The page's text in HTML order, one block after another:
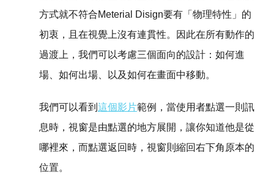
方式就不符合Meterial Disign要有「物理特性」的
初衷，且在視覺上沒有連貫性。因此在所有動作的
過渡上，我們可以考慮三個面向的設計：如何進
場、如何出場、以及如何在畫面中移動。
我們可以看到 這個影片範例，當使用者點選一則訊
息時，視窗是由點選的地方展開，讓你知道他是從
哪裡來，而點選返回時，視窗則縮回右下角原本的
位置。